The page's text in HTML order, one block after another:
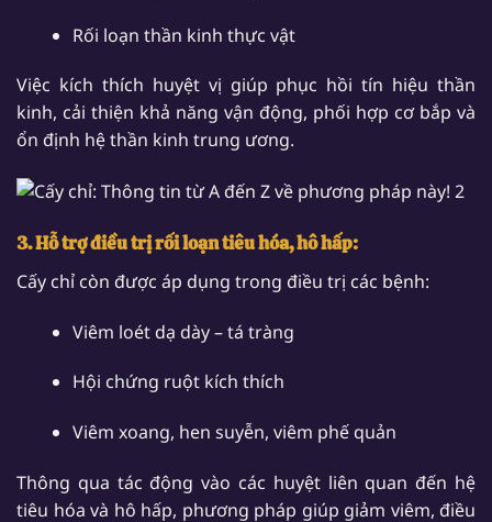
Rối loạn thần kinh thực vật
Việc kích thích huyệt vị giúp phục hồi tín hiệu thần
kinh, cải thiện khả năng vận động, phối hợp cơ bắp và
ổn định hệ thần kinh trung ương.
3. Hỗ trợ điều trị rối loạn tiêu hóa, hô hấp:
Cấy chỉ còn được áp dụng trong điều trị các bệnh:
Viêm loét dạ dày – tá tràng
Hội chứng ruột kích thích
Viêm xoang, hen suyễn, viêm phế quản
Thông qua tác động vào các huyệt liên quan đến hệ
tiêu hóa và hô hấp, phương pháp giúp giảm viêm, điều